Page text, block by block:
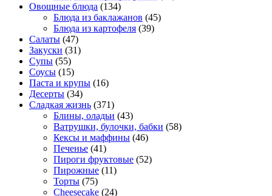
Овощные блюда (134)
Блюда из баклажанов (45)
Блюда из картофеля (39)
Салаты (47)
Закуски (31)
Супы (55)
Соусы (15)
Паста и крупы (16)
Десерты (34)
Сладкая жизнь (371)
Блины, оладьи (43)
Ватрушки, булочки, бабки (58)
Кексы и маффины (46)
Печенье (41)
Пироги фруктовые (52)
Пирожные (11)
Торты (75)
Cheesecake (24)